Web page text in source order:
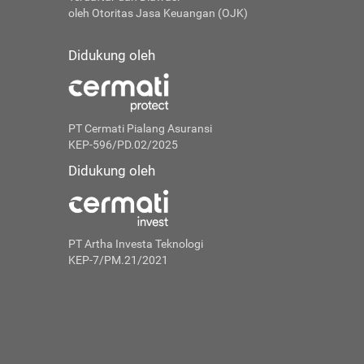
oleh Otoritas Jasa Keuangan (OJK)
Didukung oleh
PT Cermati Pialang Asuransi
KEP-596/PD.02/2025
Didukung oleh
PT Artha Investa Teknologi
KEP-7/PM.21/2021